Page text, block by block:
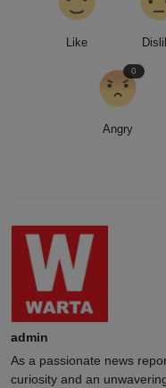
Like
Angry
0
admin
As a passionate news
curiosity and an